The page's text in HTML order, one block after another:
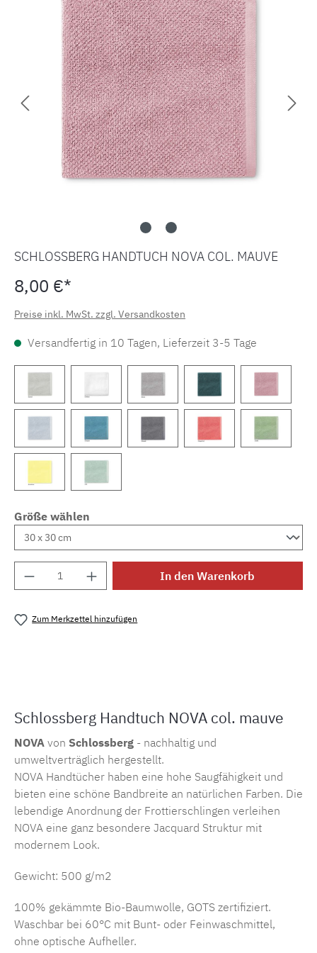
SCHLOSSBERG HANDTUCH NOVA COL. MAUVE
8,00 €*
Preise inkl. MwSt. zzgl. Versandkosten
Versandfertig in 10 Tagen, Lieferzeit 3-5 Tage
Größe wählen
Produkt Anzahl: Gib den gewünschten
In den Warenkorb
Zum Merkzettel hinzufügen
Schlossberg Handtuch NOVA col. mauve
NOVA von Schlossberg - nachhaltig und
umweltverträglich hergestellt.
NOVA Handtücher haben eine hohe Saugfähigkeit und
bieten eine schöne Bandbreite an natürlichen Farben. Die
lebendige Anordnung der Frottierschlingen verleihen
NOVA eine ganz besondere Jacquard Struktur mit
modernem Look.
Gewicht: 500 g/m2
100% gekämmte Bio-Baumwolle, GOTS zertifiziert.
Waschbar bei 60°C mit Bunt- oder Feinwaschmittel,
ohne optische Aufheller.